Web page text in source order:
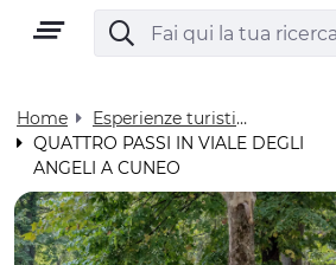
Home
Esperienze turistiche - Visit Cuneese
QUATTRO PASSI IN VIALE DEGLI
ANGELI A CUNEO